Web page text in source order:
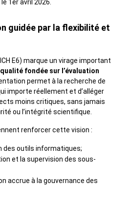
1er avril 2026.
guidée par la flexibilité et
E6) marque un virage important
fondée sur l’évaluation
permet à la recherche de
importe réellement et d’alléger
moins critiques, sans jamais
ou l’intégrité scientifique.
renforcer cette vision :
des outils informatiques;
et la supervision des sous-
accrue à la gouvernance des